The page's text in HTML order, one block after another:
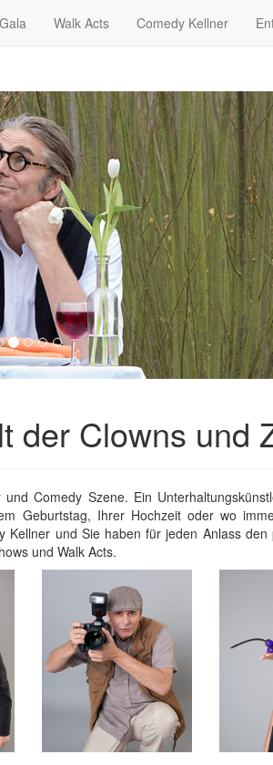
Walk Acts Comedy Kellner
der Clowns und
Comedy Szene. Ein
Geburtstag, Ihrer Hochzeit oder wo
und Sie haben für jeden Anlass
und Walk Acts.